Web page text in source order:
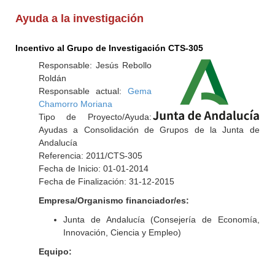
Ayuda a la investigación
Incentivo al Grupo de Investigación CTS-305
Responsable: Jesús Rebollo
Roldán
Responsable actual: Gema
Chamorro Moriana
Tipo de Proyecto/Ayuda:
Ayudas a Consolidación de Grupos de la Junta de
Andalucía
Referencia: 2011/CTS-305
Fecha de Inicio: 01-01-2014
Fecha de Finalización: 31-12-2015
Empresa/Organismo financiador/es:
Junta de Andalucía (Consejería de Economía,
Innovación, Ciencia y Empleo)
Equipo: